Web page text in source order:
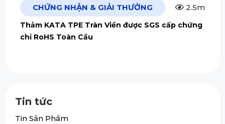
CHỨNG NHẬN & GIẢI THƯỞNG 2.5m
Thảm KATA TPE Tràn Viền được SGS cấp chứng
chỉ RoHS Toàn Cầu
Tin tức
Tin Sản Phẩm